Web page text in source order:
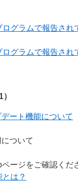
グラムで報告さ
グラムで報告さ
ート機能について
ついて
ージをご確認くだ
は？